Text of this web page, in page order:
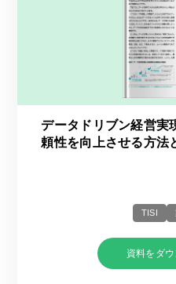
データドリブン経営実
頼性を向上させる方法
TISI
資料をダ